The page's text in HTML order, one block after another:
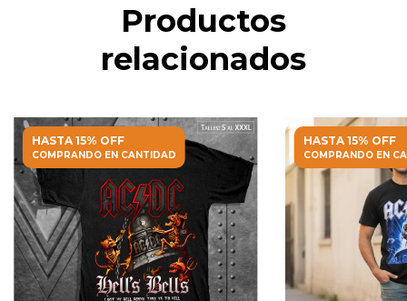
Productos
relacionados
HASTA 15% OFF
COMPRANDO EN CANTIDAD
HASTA 15% OFF
COMPRANDO EN